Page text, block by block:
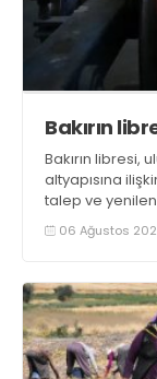
Bakırın
Bakırın libresi,
altyapısına
talep ve
ulaşarak tarihi
06 Ağustos